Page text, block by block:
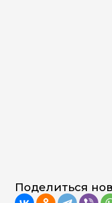
Поделиться